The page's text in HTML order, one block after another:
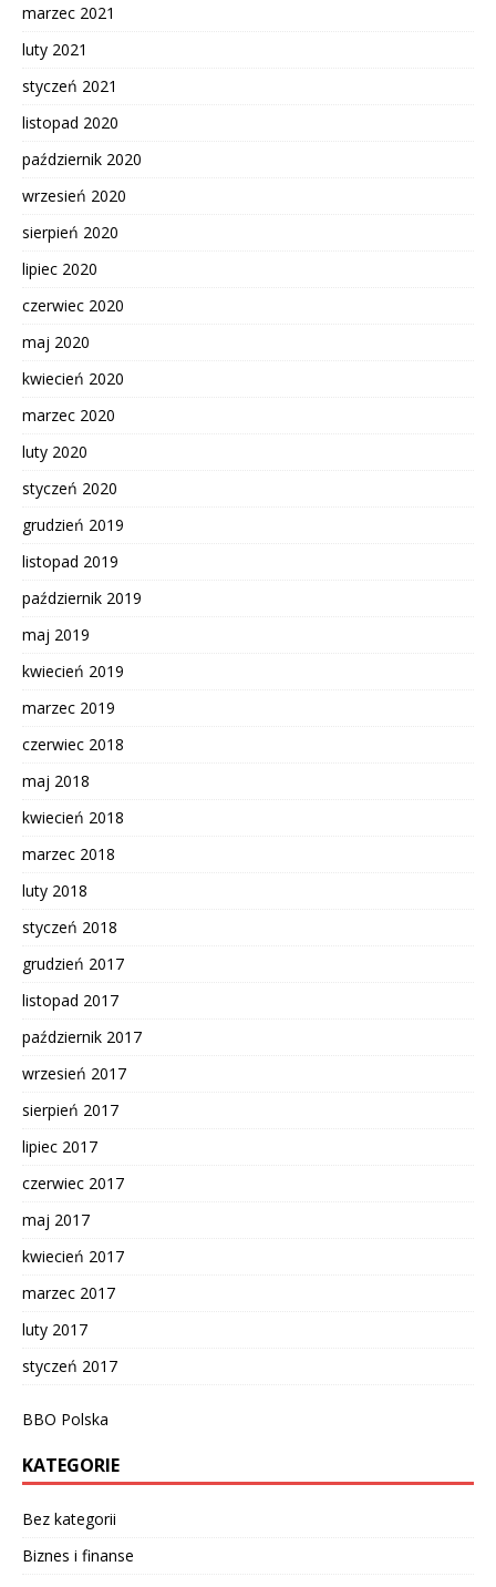
marzec 2021
luty 2021
styczeń 2021
listopad 2020
październik 2020
wrzesień 2020
sierpień 2020
lipiec 2020
czerwiec 2020
maj 2020
kwiecień 2020
marzec 2020
luty 2020
styczeń 2020
grudzień 2019
listopad 2019
październik 2019
maj 2019
kwiecień 2019
marzec 2019
czerwiec 2018
maj 2018
kwiecień 2018
marzec 2018
luty 2018
styczeń 2018
grudzień 2017
listopad 2017
październik 2017
wrzesień 2017
sierpień 2017
lipiec 2017
czerwiec 2017
maj 2017
kwiecień 2017
marzec 2017
luty 2017
styczeń 2017
BBO Polska
KATEGORIE
Bez kategorii
Biznes i finanse